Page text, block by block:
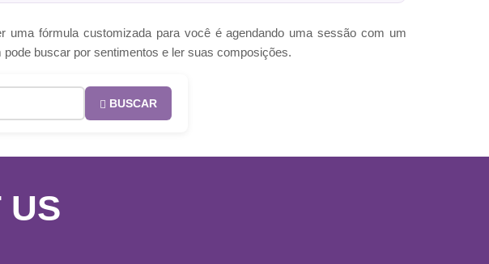
uma fórmula customizada para você é agendando uma sessão com um
buscar por sentimentos e ler suas composições.
BUSCAR
US